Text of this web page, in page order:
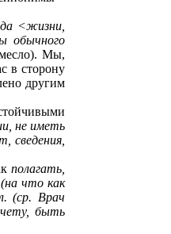
<жизни,
обычного
Мы,
в сторону
другим
не иметь
сведения,
полагать,
что как
(ср. Врач
быть